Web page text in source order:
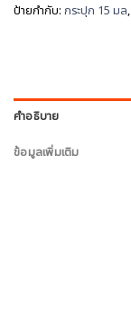
ป้ายกำกับ: กระปุก 15 มล,
คำอธิบาย
ข้อมูลเพิ่มเติม